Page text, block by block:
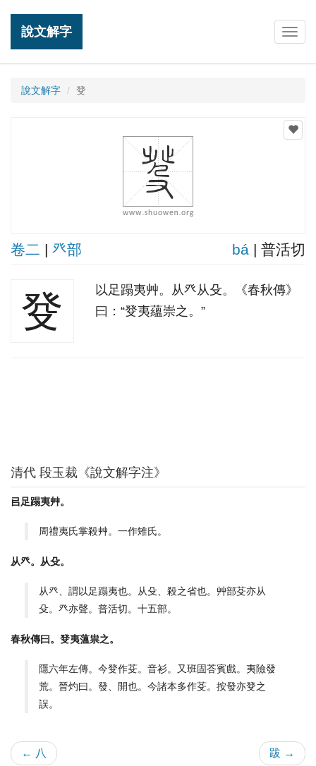
說文解字
說文解字 癹
卷二 | 癶部 bá | 普活切
癹
以足蹋夷艸。从癶从殳。《春秋傳》
曰：“癹夷蘊崇之。”
清代 段玉裁《說文解字注》
㠯足蹋夷艸。
周禮夷氏掌殺艸。一作雉氏。
从癶。从殳。
从癶、謂以足蹋夷也。从殳、殺之省也。艸部芟亦从
殳。癶亦聲。普活切。十五部。
春秋傳曰。癹夷薀祟之。
隱六年左傳。今癹作芟。音衫。又班固荅賓戲。夷險發
荒。晉灼曰。發、開也。今諸本多作芟。按發亦癹之
誤。
← 八 跋 →